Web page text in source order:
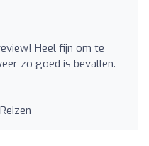
Heel fijn om te
zo goed is bevallen.